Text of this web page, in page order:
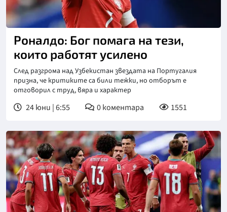
Снимка: ФИФА
Роналдо: Бог помага на тези,
които работят усилено
След разгрома над Узбекистан звездата на Португалия
призна, че критиките са били тежки, но отборът е
отговорил с труд, вяра и характер
24 юни | 6:55 0коментара 1551